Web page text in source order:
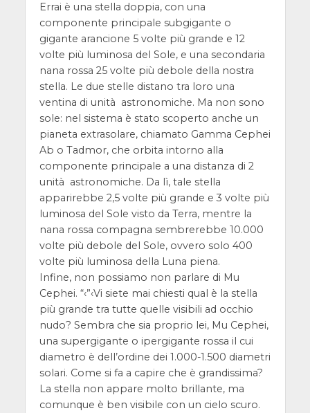
Errai è una stella doppia, con una
componente principale subgigante o
gigante arancione 5 volte più grande e 12
volte più luminosa del Sole, e una secondaria
nana rossa 25 volte più debole della nostra
stella. Le due stelle distano tra loro una
ventina di unità astronomiche. Ma non sono
sole: nel sistema è stato scoperto anche un
pianeta extrasolare, chiamato Gamma Cephei
Ab o Tadmor, che orbita intorno alla
componente principale a una distanza di 2
unità astronomiche. Da lì, tale stella
apparirebbe 2,5 volte più grande e 3 volte più
luminosa del Sole visto da Terra, mentre la
nana rossa compagna sembrerebbe 10.000
volte più debole del Sole, ovvero solo 400
volte più luminosa della Luna piena.
Infine, non possiamo non parlare di Mu
Cephei. “‹”‹Vi siete mai chiesti qual è la stella
più grande tra tutte quelle visibili ad occhio
nudo? Sembra che sia proprio lei, Mu Cephei,
una supergigante o ipergigante rossa il cui
diametro è dell’ordine dei 1.000-1.500 diametri
solari. Come si fa a capire che è grandissima?
La stella non appare molto brillante, ma
comunque è ben visibile con un cielo scuro.